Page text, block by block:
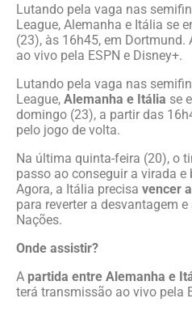
Lutando pela vaga nas
League, Alemanha e Itália se
(23), às 16h45, em
ao vivo pela ESPN e Disney+.
Lutando pela vaga nas
League, Alemanha e Itália se
domingo (23), a partir das
pelo jogo de volta.
Na última quinta-feira (20), o
passo ao conseguir a virada e
Agora, a Itália precisa vencer
para reverter a desvantagem
Nações.
Onde assistir?
A partida entre Alemanha e
terá transmissão ao vivo pela